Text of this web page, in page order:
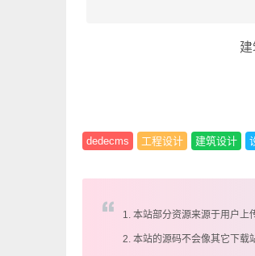
dedecms 工程设计 建筑设计
1. 本站部分资源来源于用户上
2. 本站的源码不会像其它下载